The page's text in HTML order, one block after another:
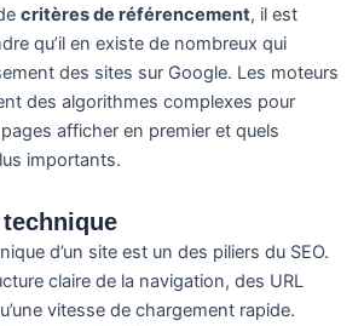
critères de référencement, il est
qu’il en existe de nombreux qui
des sites sur Google. Les moteurs
des algorithmes complexes pour
afficher en premier et quels
importants.
d’un site est un des piliers du SEO.
claire de la navigation, des URL
vitesse de chargement rapide.